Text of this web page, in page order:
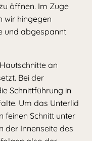
öffnen. Im Zuge
wir hingegen
und abgespannt
an
Bei der
Schnittführung in
Um das Unterlid
feinen Schnitt unter
der Innenseite des